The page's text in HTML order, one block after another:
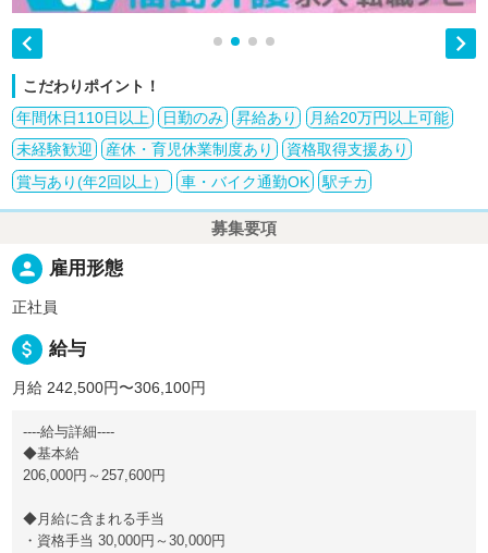
 
こだわりポイント！
年間休日110日以上
日勤のみ 昇給あり
月給20万円以上可能
未経験歓迎
産休・育児休業制度あり
資格取得支援あり
賞与あり(年2回以上）
車・バイク通勤OK 駅チカ
募集要項
person 雇用形態
正社員
attach_money 給与
月給 242,500円〜306,100円
----給与詳細----
◆基本給
206,000円～257,600円
◆月給に含まれる手当
・資格手当 30,000円～30,000円